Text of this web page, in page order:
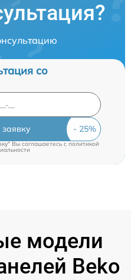
со
заявку
Вы соглашаетесь c политикой
модели
Beko